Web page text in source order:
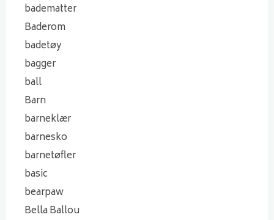
badematter
Baderom
badetøy
bagger
ball
Barn
barneklær
barnesko
barnetøfler
basic
bearpaw
Bella Ballou